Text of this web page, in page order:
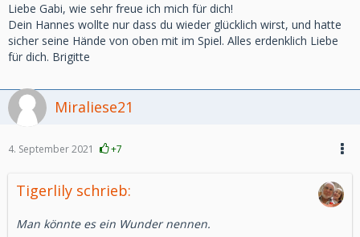
Liebe Gabi, wie sehr freue ich mich für dich!
Dein Hannes wollte nur dass du wieder glücklich wirst, und hatte
sicher seine Hände von oben mit im Spiel. Alles erdenklich Liebe
für dich. Brigitte
Miraliese21
4. September 2021 +7
Tigerlily schrieb:
Man könnte es ein Wunder nennen.